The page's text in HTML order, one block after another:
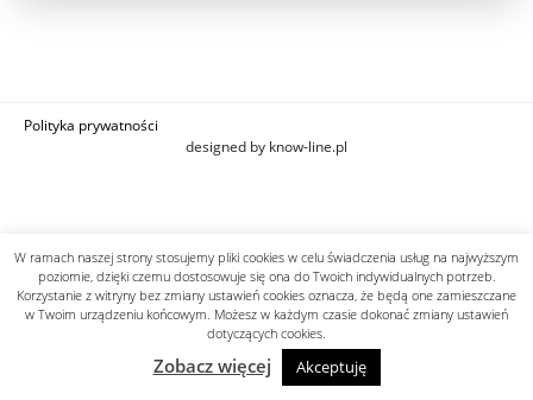
Polityka prywatności
designed by know-line.pl
W ramach naszej strony stosujemy pliki cookies w celu świadczenia usług na najwyższym
poziomie, dzięki czemu dostosowuje się ona do Twoich indywidualnych potrzeb.
Korzystanie z witryny bez zmiany ustawień cookies oznacza, że będą one zamieszczane
w Twoim urządzeniu końcowym. Możesz w każdym czasie dokonać zmiany ustawień
dotyczących cookies.
Zobacz więcej Akceptuję